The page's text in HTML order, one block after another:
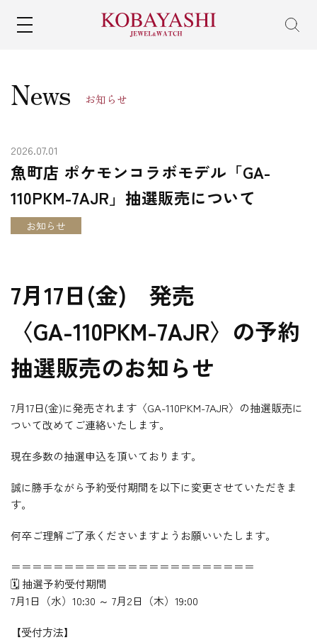
News お知らせ
2026.07.01
魚町店 ポケモンコラボモデル「GA-
110PKM-7AJR」抽選販売について
お知らせ
7月17日(金) 発売
〈GA-110PKM-7AJR〉の予約
抽選販売のお知らせ
7月17日(金)に発売されます〈GA-110PKM-7AJR〉の抽選販売に
ついて改めてご連絡いたします。
現在多数の抽選申込を頂いております。
誠に勝手ながら予約受付期間を以下に変更させていただきま
す。
何卒ご理解ご了承くださいますようお願いいたします。
＝＝＝＝＝＝＝＝＝＝＝＝＝＝＝＝＝＝＝＝＝＝＝
🗓 抽選予約受付期間
7月1日（水）10:30 ～ 7月2日（木）19:00
【受付方法】